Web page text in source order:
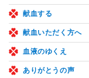
献血する
献血いただく方へ
血液のゆくえ
ありがとうの声